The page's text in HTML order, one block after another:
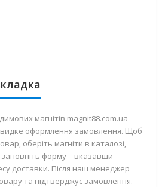
магнітів magnit88.com.ua
оформлення замовлення. Щоб
оберіть магніти в каталозі,
форму – вказавши
доставки. Після наш менеджер
та підтверджує замовлення.